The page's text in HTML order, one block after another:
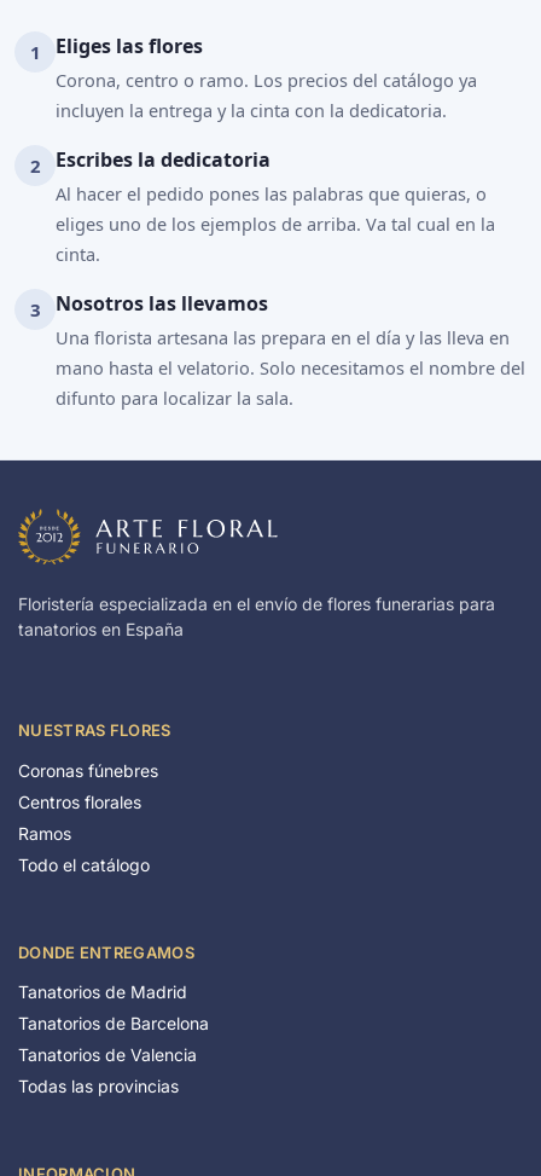
Eliges las flores
Corona, centro o ramo. Los precios del catálogo ya
incluyen la entrega y la cinta con la dedicatoria.
Escribes la dedicatoria
Al hacer el pedido pones las palabras que quieras, o
eliges uno de los ejemplos de arriba. Va tal cual en la
cinta.
Nosotros las llevamos
Una florista artesana las prepara en el día y las lleva en
mano hasta el velatorio. Solo necesitamos el nombre del
difunto para localizar la sala.
Floristería especializada en el envío de flores funerarias para
tanatorios en España
NUESTRAS FLORES
Coronas fúnebres
Centros florales
Ramos
Todo el catálogo
DONDE ENTREGAMOS
Tanatorios de Madrid
Tanatorios de Barcelona
Tanatorios de Valencia
Todas las provincias